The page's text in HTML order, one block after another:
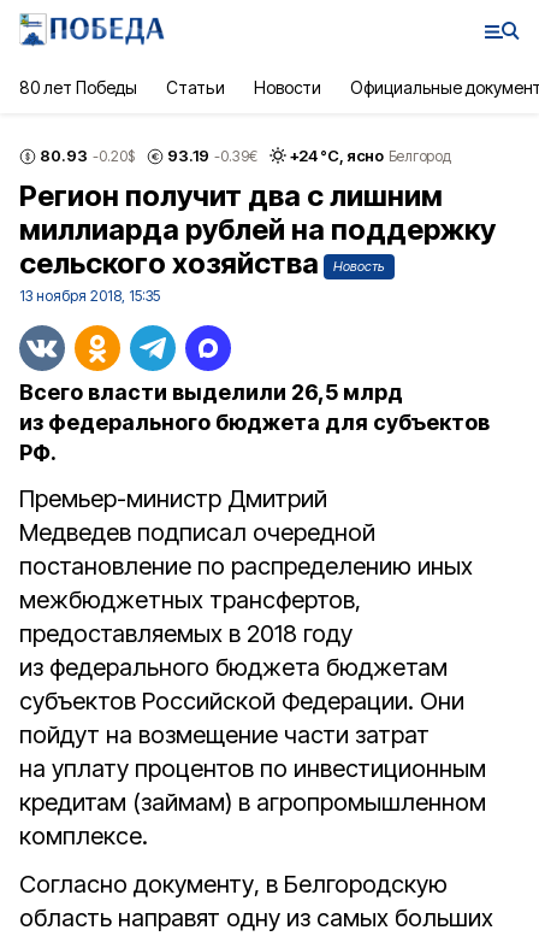
80 лет Победы Статьи Новости Официальные
80.93 -0.20$ 93.19 -0.39€ +24°С, ясно Белгород
Регион получит два с лишним
миллиарда рублей на поддержку
сельского хозяйства
Новость
13 ноября 2018, 15:35
Всего власти выделили 26,5 млрд
из федерального бюджета для субъектов
РФ.
Премьер-министр Дмитрий
Медведев подписал очередной
постановление по распределению иных
межбюджетных трансфертов,
предоставляемых в 2018 году
из федерального бюджета бюджетам
субъектов Российской Федерации. Они
пойдут на возмещение части затрат
на уплату процентов по инвестиционным
кредитам (займам) в агропромышленном
комплексе.
Согласно документу, в Белгородскую
область направят одну из самых больших